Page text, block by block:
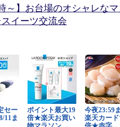
～】お台場のオシャレな
イーツ交流会